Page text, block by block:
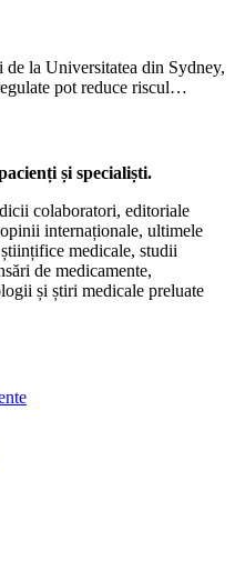
la Universitatea din Sydney,
pot reduce riscul…
și specialiști.
colaboratori, editoriale
internaționale, ultimele
medicale, studii
de medicamente,
și știri medicale preluate